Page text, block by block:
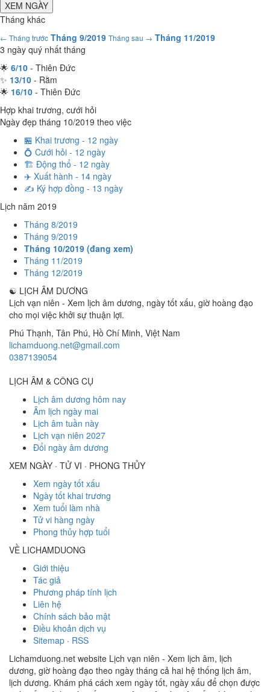
XEM NGÀY
Tháng khác
← Tháng trước Tháng 9/2019 Tháng sau → Tháng 11/2019
3 ngày quý nhất tháng
🌟 6/10 - Thiên Đức
✨ 13/10 - Rằm
🌟 16/10 - Thiên Đức
Hợp khai trương, cưới hỏi
Ngày đẹp tháng 10/2019 theo việc
🏪 Khai trương - 12 ngày
💍 Cưới hỏi - 12 ngày
🏗️ Động thổ - 12 ngày
✈️ Xuất hành - 14 ngày
✍️ Ký hợp đồng - 13 ngày
Lịch năm 2019
Tháng 8/2019
Tháng 9/2019
Tháng 10/2019 (đang xem)
Tháng 11/2019
Tháng 12/2019
☯ LỊCH ÂM DƯƠNG
Lịch vạn niên - Xem lịch âm dương, ngày tốt xấu, giờ hoàng đạo
cho mọi việc khởi sự thuận lợi.
Phú Thạnh, Tân Phú, Hồ Chí Minh, Việt Nam
lichamduong.net@gmail.com
0387139054
LỊCH ÂM & CÔNG CỤ
Lịch âm dương hôm nay
Âm lịch ngày mai
Lịch âm tuần này
Lịch vạn niên 2027
Đổi ngày âm dương
XEM NGÀY · TỬ VI · PHONG THỦY
Xem ngày tốt xấu
Ngày tốt khai trương
Xem tuổi làm nhà
Tử vi hàng ngày
Phong thủy hợp tuổi
VỀ LICHAMDUONG
Giới thiệu
Tác giả
Phương pháp tính lịch
Liên hệ
Chính sách bảo mật
Điều khoản dịch vụ
Sitemap · RSS
Lichamduong.net website Lịch vạn niên - Xem lịch âm, lịch
dương, giờ hoàng đạo theo ngày tháng cả hai hệ thống lịch âm,
lịch dương. Khám phá cách xem ngày tốt, ngày xấu để chọn được